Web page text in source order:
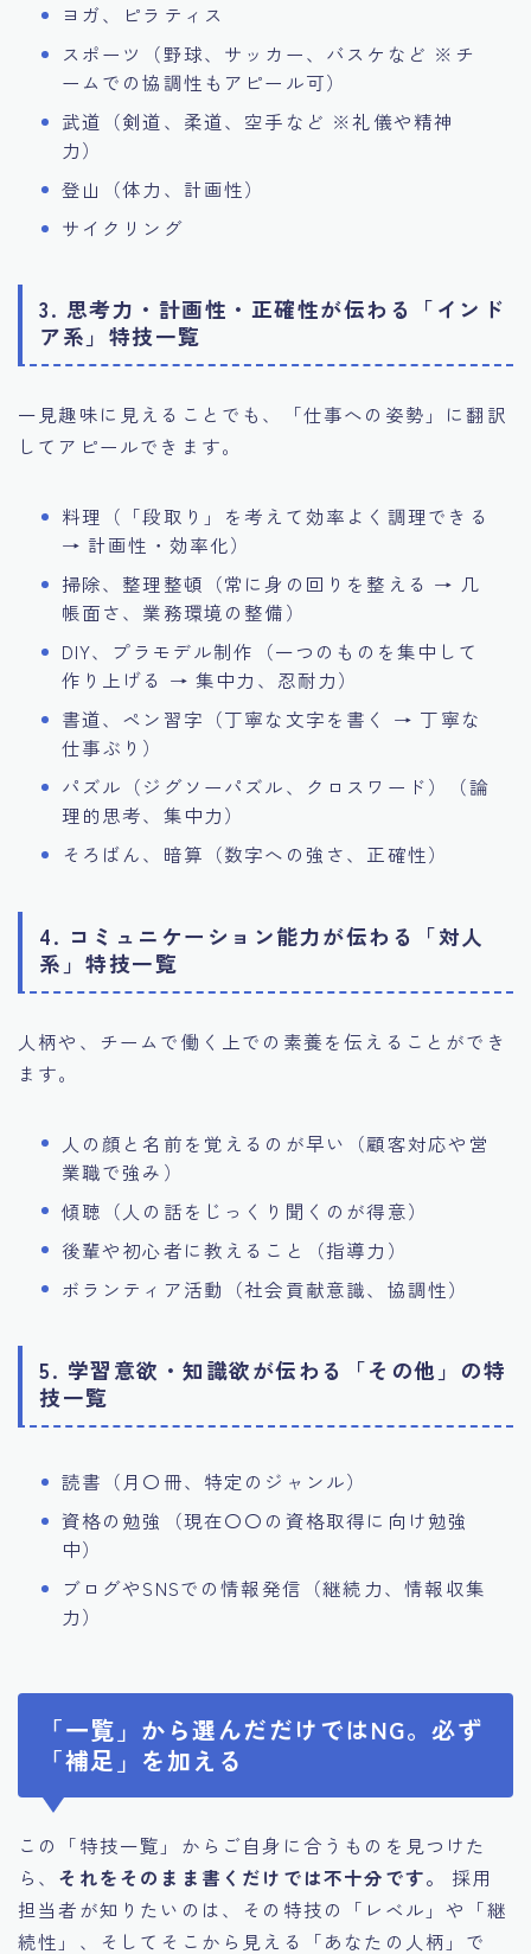
ヨガ、ピラティス
スポーツ（野球、サッカー、バスケなど ※チ
ームでの協調性もアピール可）
武道（剣道、柔道、空手など ※礼儀や精神
力）
登山（体力、計画性）
サイクリング
3. 思考力・計画性・正確性が伝わる「インド
ア系」特技一覧
一見趣味に見えることでも、「仕事への姿勢」に翻訳
してアピールできます。
料理（「段取り」を考えて効率よく調理できる
→ 計画性・効率化）
掃除、整理整頓（常に身の回りを整える → 几
帳面さ、業務環境の整備）
DIY、プラモデル制作（一つのものを集中して
作り上げる → 集中力、忍耐力）
書道、ペン習字（丁寧な文字を書く → 丁寧な
仕事ぶり）
パズル（ジグソーパズル、クロスワード）（論
理的思考、集中力）
そろばん、暗算（数字への強さ、正確性）
4. コミュニケーション能力が伝わる「対人
系」特技一覧
人柄や、チームで働く上での素養を伝えることができ
ます。
人の顔と名前を覚えるのが早い（顧客対応や営
業職で強み）
傾聴（人の話をじっくり聞くのが得意）
後輩や初心者に教えること（指導力）
ボランティア活動（社会貢献意識、協調性）
5. 学習意欲・知識欲が伝わる「その他」の特
技一覧
読書（月〇冊、特定のジャンル）
資格の勉強（現在〇〇の資格取得に向け勉強
中）
ブログやSNSでの情報発信（継続力、情報収集
力）
「一覧」から選んだだけではNG。必ず
「補足」を加える
この「特技一覧」からご自身に合うものを見つけた
ら、 それをそのまま書くだけでは不十分です。
採用
担当者が知りたいのは、その特技の「レベル」や「継
続性」、そしてそこから見える「あなたの人柄」で